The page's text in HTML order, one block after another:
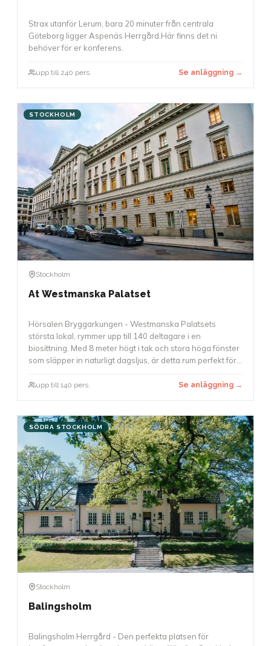
Strax utanför Lerum, bara 20 minuter från centrala
Göteborg ligger Aspenäs Herrgård.Här finns det ni
behöver för er konferens.
upp till 240 pers. Se anläggning →
STOCKHOLM
Stockholm
At Westmanska Palatset
Hörsalen Bryggarkungen - Westmanska Palatsets
största lokal, rymmer upp till 140 deltagare i en
biosittning. Med 8 meter högt i tak och stora höga fönster
som släpper in naturligt dagsljus, är detta rum perfekt för
paneldebatter. Den exceptionella akustiken möjliggör
upp till 140 pers. Se anläggning →
SÖDRA STOCKHOLM
Stockholm
Balingsholm
Balingsholm Herrgård - Den perfekta platsen för